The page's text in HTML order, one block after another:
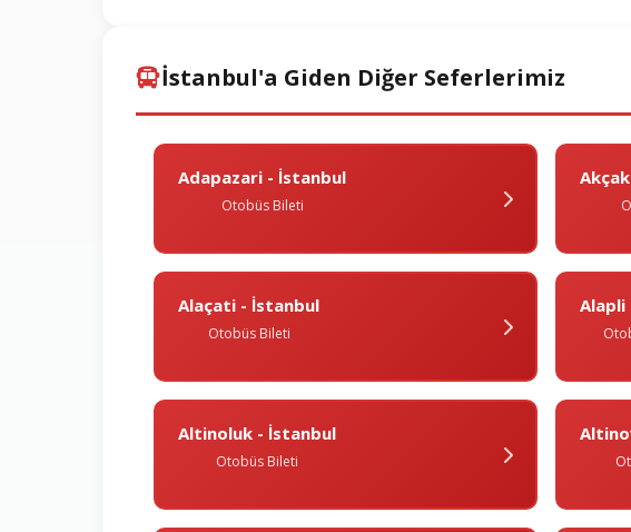
İstanbul'a Giden Diğer Seferlerimiz
Adapazari - İstanbul
Otobüs Bileti
Alaçati - İstanbul
Otobüs Bileti
Alapli
Altinoluk - İstanbul
Otobüs Bileti